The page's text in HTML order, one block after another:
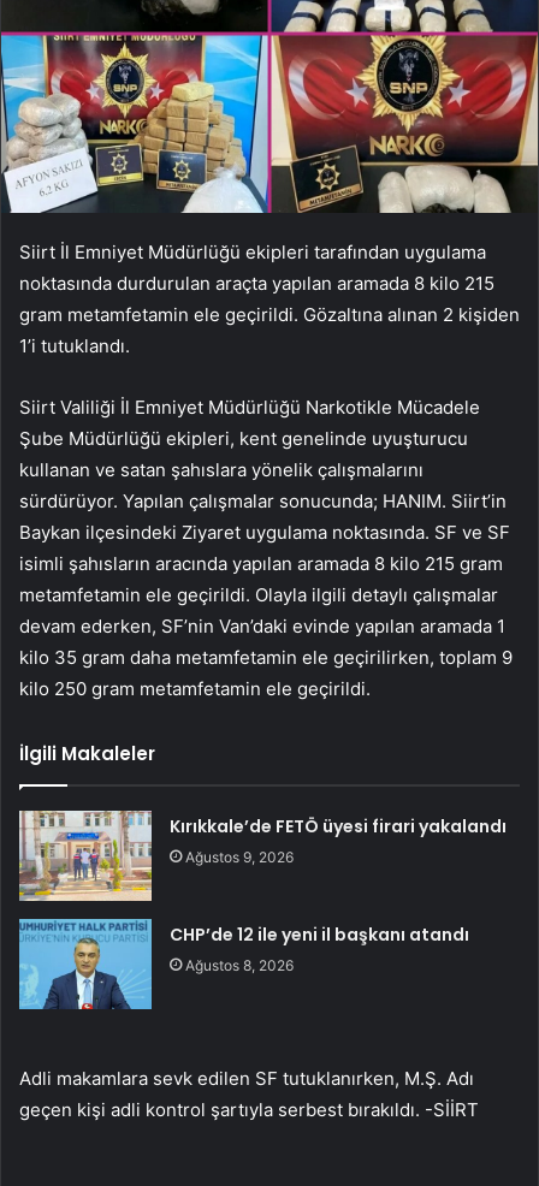
Siirt İl Emniyet Müdürlüğü ekipleri tarafından uygulama
noktasında durdurulan araçta yapılan aramada 8 kilo 215
gram metamfetamin ele geçirildi. Gözaltına alınan 2 kişiden
1’i tutuklandı.
Siirt Valiliği İl Emniyet Müdürlüğü Narkotikle Mücadele
Şube Müdürlüğü ekipleri, kent genelinde uyuşturucu
kullanan ve satan şahıslara yönelik çalışmalarını
sürdürüyor. Yapılan çalışmalar sonucunda; HANIM. Siirt’in
Baykan ilçesindeki Ziyaret uygulama noktasında. SF ve SF
isimli şahısların aracında yapılan aramada 8 kilo 215 gram
metamfetamin ele geçirildi. Olayla ilgili detaylı çalışmalar
devam ederken, SF’nin Van’daki evinde yapılan aramada 1
kilo 35 gram daha metamfetamin ele geçirilirken, toplam 9
kilo 250 gram metamfetamin ele geçirildi.
İlgili Makaleler
Kırıkkale’de FETÖ üyesi firari yakalandı
Ağustos 9, 2026
CHP’de 12 ile yeni il başkanı atandı
Ağustos 8, 2026
Adli makamlara sevk edilen SF tutuklanırken, M.Ş. Adı
geçen kişi adli kontrol şartıyla serbest bırakıldı. -SİİRT